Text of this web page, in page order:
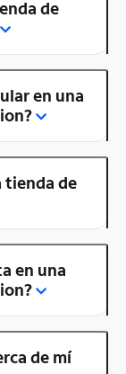
de
en una
tienda de
en una
de mí